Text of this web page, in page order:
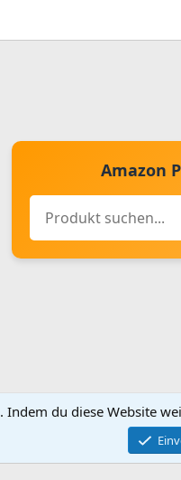
Amazon
Community
Indem du diese Website